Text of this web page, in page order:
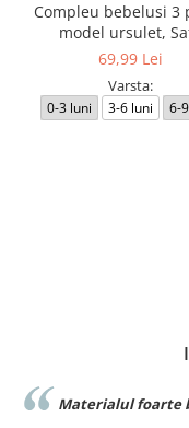
Compleu bebelusi 3
model ursulet,
69,99 Lei
Varsta:
0-3 luni 3-6 luni 6-
Iuliana
foarte bun,sunt